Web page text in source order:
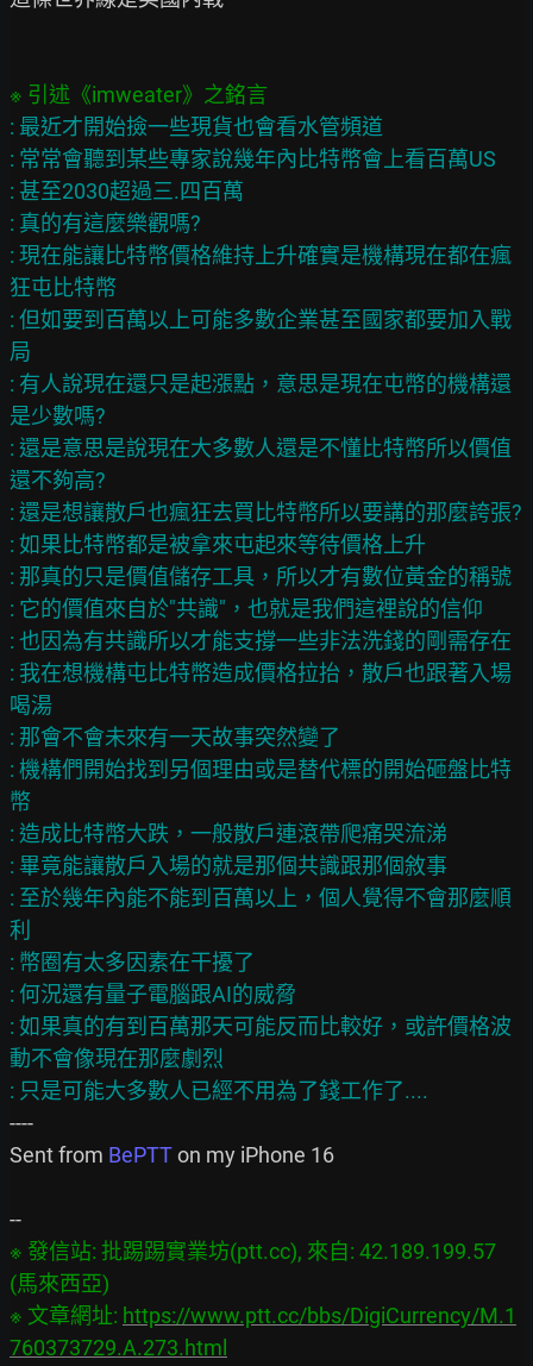
: 最近才開始撿一些現貨也會看水管頻道
: 常常會聽到某些專家說幾年內比特幣會上看百萬US
: 甚至2030超過三.四百萬
: 真的有這麼樂觀嗎?
: 現在能讓比特幣價格維持上升確實是機構現在都在瘋
狂屯比特幣
: 但如要到百萬以上可能多數企業甚至國家都要加入戰
局
: 有人說現在還只是起漲點，意思是現在屯幣的機構還
是少數嗎?
: 還是意思是說現在大多數人還是不懂比特幣所以價值
還不夠高?
: 還是想讓散戶也瘋狂去買比特幣所以要講的那麼誇張?
: 如果比特幣都是被拿來屯起來等待價格上升
: 那真的只是價值儲存工具，所以才有數位黃金的稱號
: 它的價值來自於"共識"，也就是我們這裡說的信仰
: 也因為有共識所以才能支撐一些非法洗錢的剛需存在
: 我在想機構屯比特幣造成價格拉抬，散戶也跟著入場
喝湯
: 那會不會未來有一天故事突然變了
: 機構們開始找到另個理由或是替代標的開始砸盤比特
幣
: 造成比特幣大跌，一般散戶連滾帶爬痛哭流涕
: 畢竟能讓散戶入場的就是那個共識跟那個敘事
: 至於幾年內能不能到百萬以上，個人覺得不會那麼順
利
: 幣圈有太多因素在干擾了
: 何況還有量子電腦跟AI的威脅
: 如果真的有到百萬那天可能反而比較好，或許價格波
動不會像現在那麼劇烈
----
Sent from BePTT on my iPhone 16
※ 發信站: 批踢踢實業坊(ptt.cc), 來自: 42.189.199.57
(馬來西亞)
※ 文章網址: https://www.ptt.cc/bbs/DigiCurrency/M.1
760373729.A.273.html